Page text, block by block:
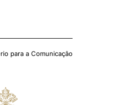
para a Comunicação